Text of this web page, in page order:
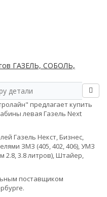
ГАЗЕЛЬ, СОБОЛЬ,
предлагает купить
левая Газель Next
Газель Некст, Бизнес,
ЗМЗ (405, 402, 406), УМЗ
2.8, 3.8 литров), Штайер,
поставщиком